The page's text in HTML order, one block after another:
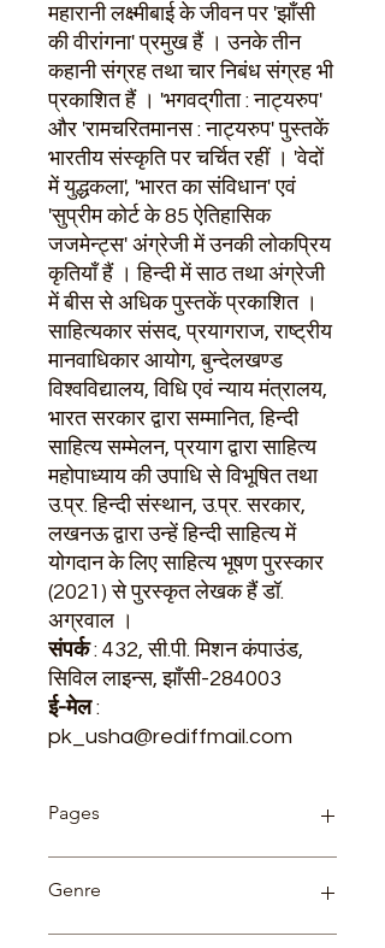
महारानी लक्ष्मीबाई के जीवन पर 'झाँसी
की वीरांगना'प्रमुख हैं । उनके तीन
कहानी संग्रह तथा चार निबंध संग्रह भी
प्रकाशित हैं । 'भगवद्‌गीता : नाट्यरुप'
और 'रामचरितमानस : नाट्यरुप'पुस्तकें
भारतीय संस्कृति पर चर्चित रहीं । 'वेदों
में युद्धकला', 'भारत का संविधान'एवं
'सुप्रीम कोर्ट के85 ऐतिहासिक
जजमेन्ट्स' अंग्रेजी में उनकी लोकप्रिय
कृतियाँ हैं । हिन्दी में साठ तथा अंग्रेजी
में बीस से अधिक पुस्तकें प्रकाशित ।
साहित्यकार संसद,प्रयागराज,राष्ट्रीय
मानवाधिकार आयोग,बुन्देलखण्ड
विश्वविद्यालय,विधि एवं न्याय मंत्रालय,
भारत सरकार द्वारा सम्मानित,हिन्दी
साहित्य सम्मेलन,प्रयाग द्वारा साहित्य
महोपाध्याय की उपाधि से विभूषित तथा
उ.प्र. हिन्दी संस्थान,उ.प्र. सरकार,
लखनऊ द्वारा उन्हें हिन्दी साहित्य में
योगदान के लिए साहित्य भूषण पुरस्कार
(2021)से पुरस्कृत लेखक हैं डॉ.
अग्रवाल ।
संपर्क: 432,सी.पी. मिशन कंपाउंड,
सिविल लाइन्स,झाँसी-284003
ई-मेल:
pk_usha@rediffmail.com
Pages
Genre